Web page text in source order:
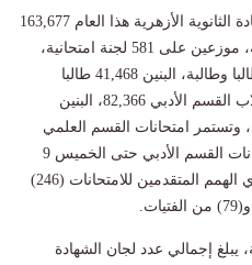
ويبلغ عدد المتقدمين لامتحانات الشهادة الثانوية الأزهرية هذا العام 163,677
طالبا وطالبة على مستوى الجمهورية، موزعين على 581 لجنة امتحانية،
ويبلغ طلاب القسم العلمي 81,311 طالبا وطالبة، البنين 41,468 طالبا
والفتيات 39,843 طالبة، بينما يبلغ طلاب القسم الأدبي 82,366، البنين
والفتيات 36,733 طالبة، وتستمر امتحانات القسم العلمي
حتى الأربعاء 8 يوليو، بينما تمتد امتحانات القسم الأدبي حتى الخميس 9
يوليو، كما يبلغ إجمالي عدد طلاب ذوي الهمم المتقدمين للامتحانات (246)
يبلغ إجمالي عدد لجان الشهادة